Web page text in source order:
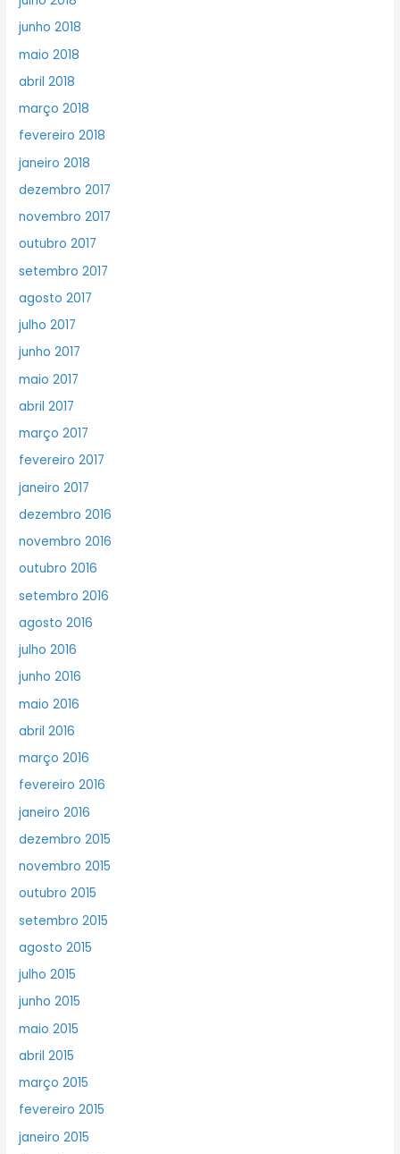
junho 2018
maio 2018
abril 2018
março 2018
fevereiro 2018
janeiro 2018
dezembro 2017
novembro 2017
outubro 2017
setembro 2017
agosto 2017
julho 2017
junho 2017
maio 2017
abril 2017
março 2017
fevereiro 2017
janeiro 2017
dezembro 2016
novembro 2016
outubro 2016
setembro 2016
agosto 2016
julho 2016
junho 2016
maio 2016
abril 2016
março 2016
fevereiro 2016
janeiro 2016
dezembro 2015
novembro 2015
outubro 2015
setembro 2015
agosto 2015
julho 2015
junho 2015
maio 2015
abril 2015
março 2015
fevereiro 2015
janeiro 2015